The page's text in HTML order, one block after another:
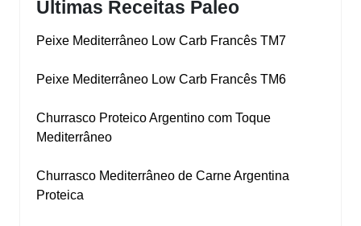
Ultimas Receitas Paleo
Peixe Mediterrâneo Low Carb Francês TM7
Peixe Mediterrâneo Low Carb Francês TM6
Churrasco Proteico Argentino com Toque
Mediterrâneo
Churrasco Mediterrâneo de Carne Argentina
Proteica